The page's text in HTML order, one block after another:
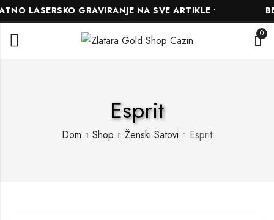
LASERSKO GRAVIRANJE NA SVE ARTIKLE •
0
Esprit
Dom Shop Ženski Satovi Esprit